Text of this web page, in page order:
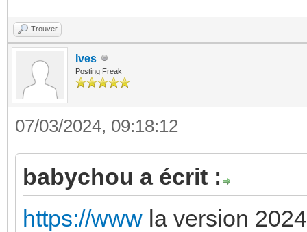
Trouver
Ives
Posting Freak
07/03/2024, 09:18:12
babychou a écrit :
https://www la version